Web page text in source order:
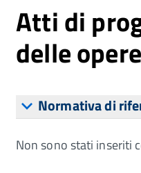
Atti di
delle
Normativa di
Non sono stati inseriti